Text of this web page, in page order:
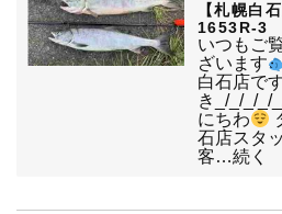
【札幌白
1653R-3
いつもご
ざいます
白石店で
き_/_/_/_/
にちわ
石店スタ
客…続く